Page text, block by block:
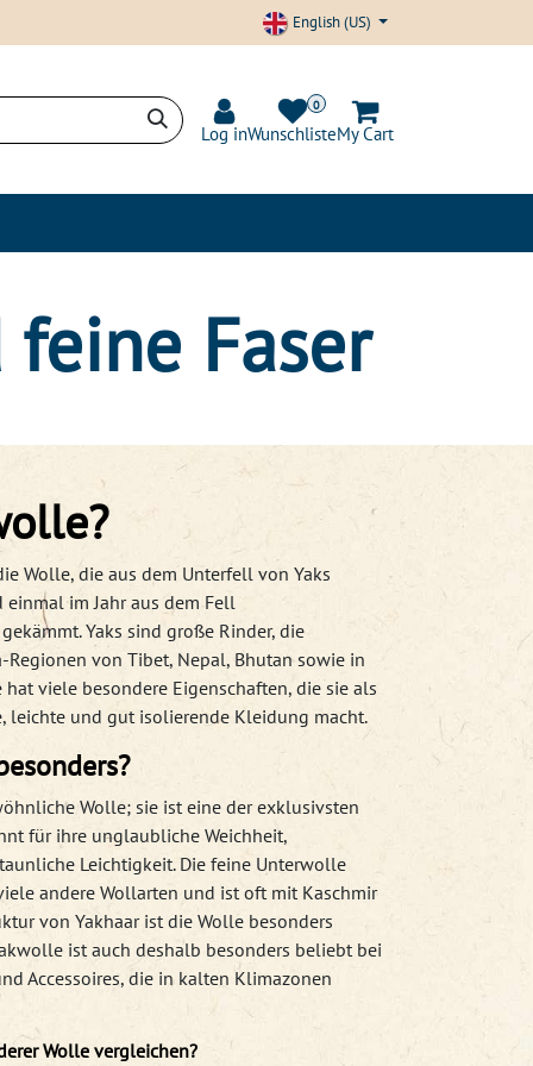
English (US)
Log in
0
WunschlisteMy Cart
Faser
Wolle, die aus dem Unterfell von Yaks
im Jahr aus dem Fell
Yaks sind große Rinder, die
von Tibet, Nepal, Bhutan sowie in
viele besondere Eigenschaften, die sie als
leichte und gut isolierende Kleidung macht.
Wolle; sie ist eine der exklusivsten
für ihre unglaubliche Weichheit,
Leichtigkeit. Die feine Unterwolle
andere Wollarten und ist oft mit Kaschmir
von Yakhaar ist die Wolle besonders
ist auch deshalb besonders beliebt bei
Accessoires, die in kalten Klimazonen
Wolle vergleichen?